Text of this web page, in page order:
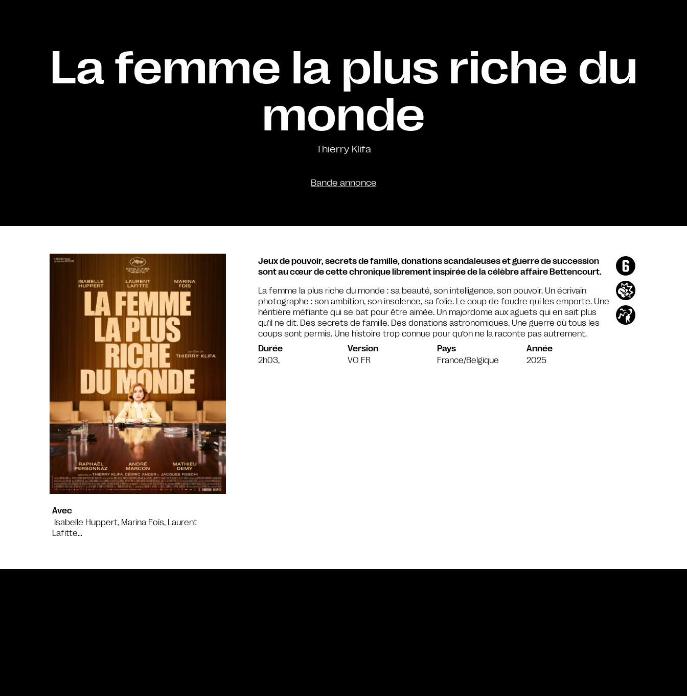
La femme la plus riche du
monde
Thierry Klifa
Bande annonce
Avec
Isabelle Huppert, Marina Foïs, Laurent
Lafitte…
Jeux de pouvoir, secrets de famille, donations scandaleuses et guerre de succession
sont au cœur de cette chronique librement inspirée de la célèbre affaire Bettencourt.
La femme la plus riche du monde : sa beauté, son intelligence, son pouvoir. Un écrivain
photographe : son ambition, son insolence, sa folie. Le coup de foudre qui les emporte. Une
héritière méfiante qui se bat pour être aimée. Un majordome aux aguets qui en sait plus
qu’il ne dit. Des secrets de famille. Des donations astronomiques. Une guerre où tous les
coups sont permis. Une histoire trop connue pour qu’on ne la raconte pas autrement.
Durée
2h03,
Version
VO FR
Pays
France/Belgique
Année
2025